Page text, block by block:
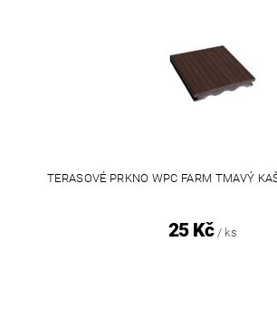
TERASOVÉ PRKNO WPC FARM TMAVÝ
25 Kč / ks